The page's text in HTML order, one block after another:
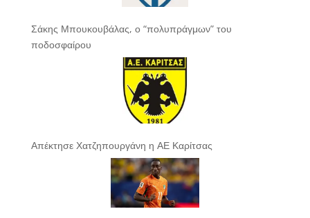
Σάκης Μπουκουβάλας, ο “πολυπράγμων” του
ποδοσφαίρου
Απέκτησε Χατζηπουργάνη η ΑΕ Καρίτσας